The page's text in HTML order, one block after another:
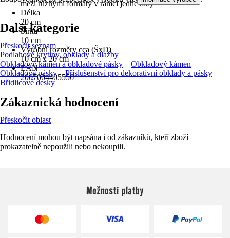
mezi různými formáty v rámci jedné řady
Délka
20 cm
Šířka
10 cm
Výrobní rozměry cca (ŠxD)
10 cm x 20 cm
EAN
2007004405556
Další kategorie
Přeskočit seznam
Podlahové krytiny, obklady a dlažby
Obkladový kámen a obkladové pásky
Obkladový kámen
Obkladové pásky
Příslušenství pro dekorativní obklady a pásky
Břidlicové desky
Zákaznická hodnocení
Přeskočit oblast
Hodnocení mohou být napsána i od zákazníků, kteří zboží
prokazatelně nepoužili nebo nekoupili.
Možnosti platby